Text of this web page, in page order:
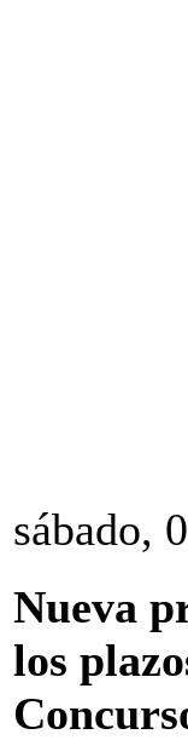
sábado,
Nueva
los